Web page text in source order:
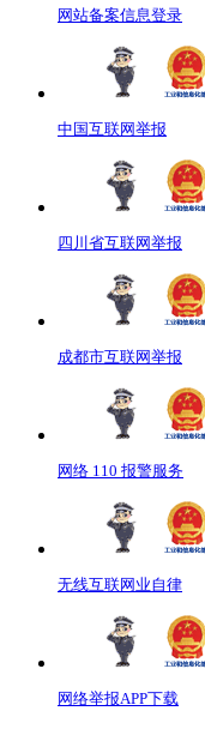
网站备案信息登录
中国互联网举报
四川省互联网举报
成都市互联网举报
网络 110 报警服务
无线互联网业自律
网络举报APP下载